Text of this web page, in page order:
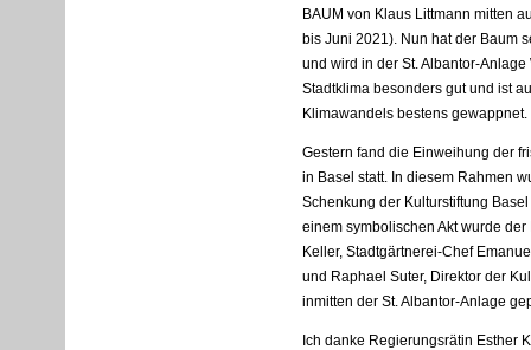
BAUM von Klaus Littmann mitten
bis Juni 2021). Nun hat der Baum
und wird in der St. Albantor-
Stadtklima besonders gut und ist
Klimawandels bestens gewappnet.
Gestern fand die Einweihung der
in Basel statt. In diesem Rahmen
Schenkung der Kulturstiftung
einem symbolischen Akt wurde
Keller, Stadtgärtnerei-Chef
und Raphael Suter, Direktor der
inmitten der St. Albantor-Anlage
Ich danke Regierungsrätin Esther